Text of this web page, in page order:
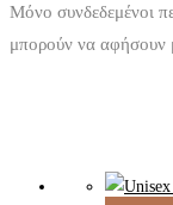
Μόνο συνδεδεμένοι
μπορούν να αφήσουν